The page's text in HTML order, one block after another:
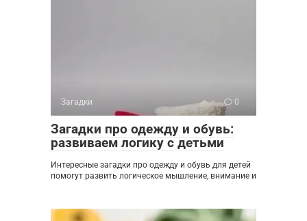
Загадки 0
Загадки про одежду и обувь:
развиваем логику с детьми
Интересные загадки про одежду и обувь для детей
помогут развить логическое мышление, внимание и